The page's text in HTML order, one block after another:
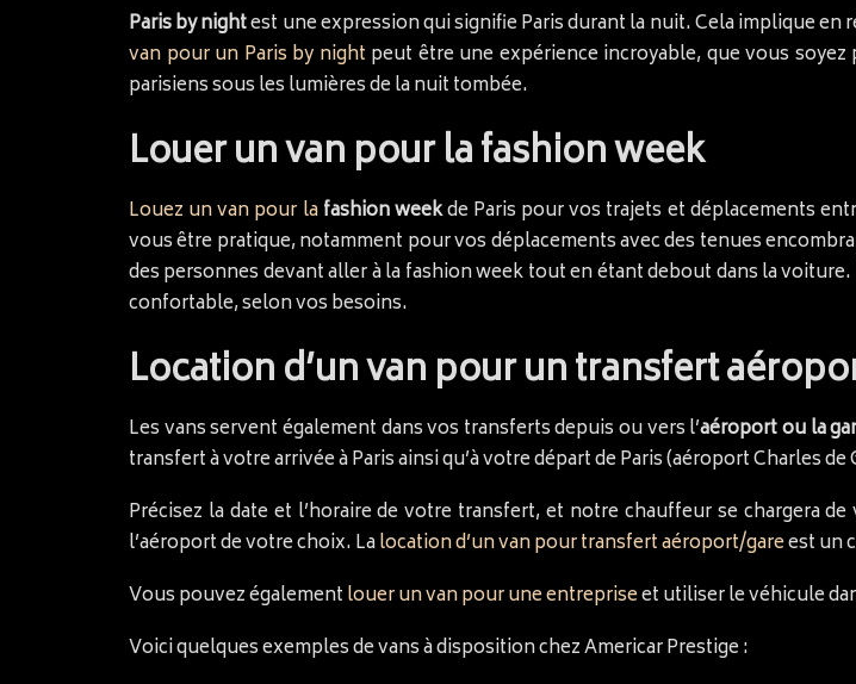
Paris by nightest une expression qui signifie Paris durant la nuit. Cela implique
van pour un Paris by night peut être une expérience incroyable, que vous
parisiens sous les lumières de la nuit tombée.
Louer un van pour la fashion week
Louez un van pour lafashion weekde Paris pour vos trajets et déplacements
vous être pratique, notamment pour vos déplacements avec des tenues
des personnes devant aller à la fashion week tout en étant debout dans la
confortable, selon vos besoins.
Location d’un van pour un transfert
Les vans servent également dans vos transferts depuis ou vers l’aéroport ou la
transfert à votre arrivée à Paris ainsi qu’à votre départ de Paris (aéroport Charles
Précisez la date et l’horaire de votre transfert, et notre chauffeur se chargera
l’aéroport de votre choix. Lalocation d’un van pour transfert aéroport/gareest un
Vous pouvez égalementlouer un van pour une entrepriseet utiliser le véhicule
Voici quelques exemples de vans à disposition chez Americar Prestige :